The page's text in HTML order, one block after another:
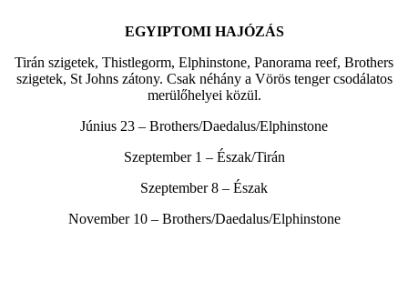
EGYIPTOMI HAJÓZÁS
Tirán szigetek, Thistlegorm, Elphinstone, Panorama reef, Brothers
szigetek, St Johns zátony. Csak néhány a Vörös tenger csodálatos
merülőhelyei közül.
Június 23 – Brothers/Daedalus/Elphinstone
Szeptember 1 – Észak/Tirán
Szeptember 8 – Észak
November 10 – Brothers/Daedalus/Elphinstone